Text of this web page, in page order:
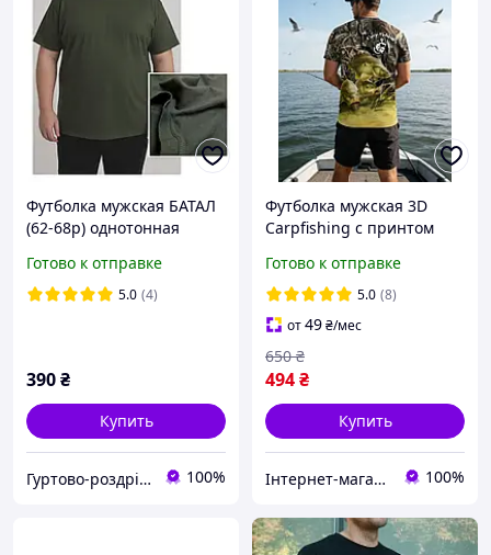
Футболка мужская БАТАЛ
(62-68p) однотонная
Готово к отправке
5.0 (4)
390₴
Купить
Гуртово-роздрібний магазин KAOshop 100%
Футболка мужская 3D
Carpfishing с принтом
футболка для рыбалки XL
Готово к отправке
5.0 (8)
от49₴/мес
494₴
650 ₴
Купить
Інтернет-магазин VLADAMARIN 100%